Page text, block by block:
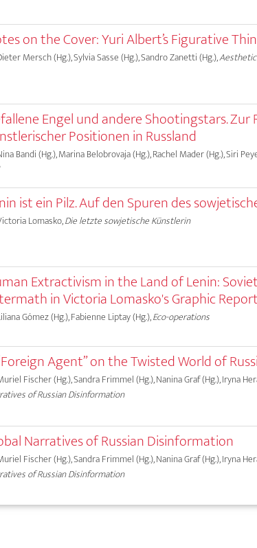
on the Cover: Yuri Albert’s Figurative
Mersch (Hg.), Sylvia Sasse (Hg.), Sandro Zanetti (Hg.),
Engel und andere Shootingstars.
Positionen in Russland
Bandi (Hg.), Marina Belobrovaja (Hg.), Rachel Mader (Hg.), Siri
ist ein Pilz. Auf den Spuren des
Lomasko,Die letzte sowjetische Künstlerin
Extractivism in the Land of Lenin:
in Victoria Lomasko's Graphic
Gómez (Hg.), Fabienne Liptay (Hg.),Eco-operations
Agent” on the Twisted World of
Fischer (Hg.), Sandra Frimmel (Hg.), Nanina Graf (Hg.), Iryna
of Russian Disinformation
Narratives of Russian Disinformation
Fischer (Hg.), Sandra Frimmel (Hg.), Nanina Graf (Hg.), Iryna
of Russian Disinformation